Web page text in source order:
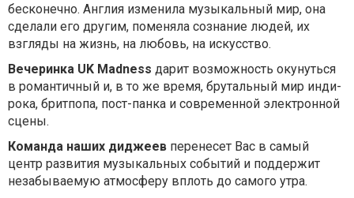
бесконечно. Англия изменила музыкальный мир, она
сделали его другим, поменяла сознание людей, их
взгляды на жизнь, на любовь, на искусство.
Вечеринка UK Madness дарит возможность окунуться
в романтичный и, в то же время, брутальный мир инди-
рока, бритпопа, пост-панка и современной электронной
сцены.
Команда наших диджеев перенесет Вас в самый
центр развития музыкальных событий и поддержит
незабываемую атмосферу вплоть до самого утра.